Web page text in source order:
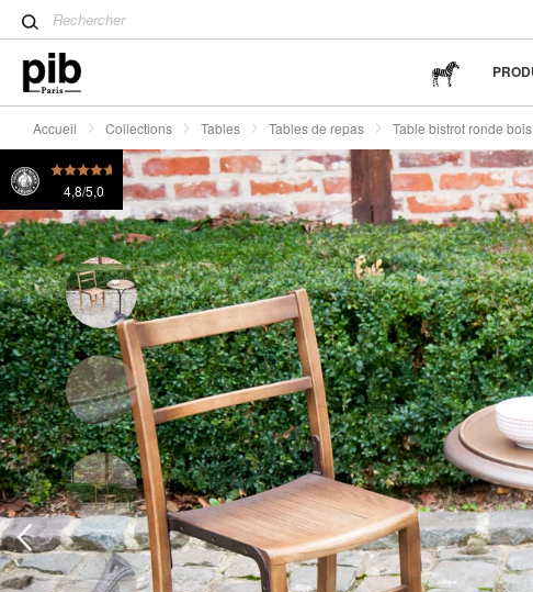
Wabi-Sabi : L'art de trouver la
Table bistrot ronde bois et métal Vaiana
Accueil Collections Tables Tables de repas Table bistrot ronde
4,8/5,0